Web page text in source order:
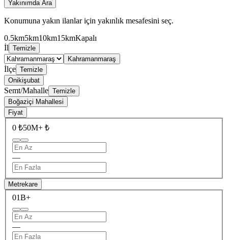
Yakınımda Ara
Konumuna yakın ilanlar için yakınlık mesafesini seç.
0.5km5km10km15kmKapalı
İl Temizle
Kahramanmaraş
İlçe Temizle
Onikişubat
Semt/Mahalle Temizle
Boğaziçi Mahallesi
Fiyat
0 ₺50M+ ₺
—
Metrekare
01B+
—